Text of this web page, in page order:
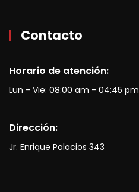
Contacto
Horario de atención:
Lun - Vie: 08:00 am - 04:45 pm
Dirección:
Jr. Enrique Palacios 343